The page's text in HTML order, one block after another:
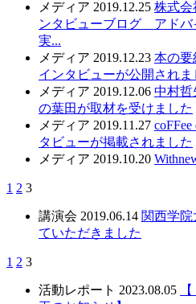
メディア 2019.12.25 株式
ンタビューブログ アドバ
実...
メディア 2019.12.23 本の要
インタビューが公開されま
メディア 2019.12.06 中村哲
の葉田が取材を受けました
メディア 2019.11.27
タビューが掲載されました
メディア 2019.10.20
1 2 3
講演会 2019.06.14 関西学
ていただきました
1 2 3
活動レポート 2023.08.05